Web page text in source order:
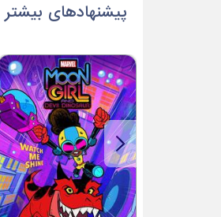
پیشنهادهای بیشتر